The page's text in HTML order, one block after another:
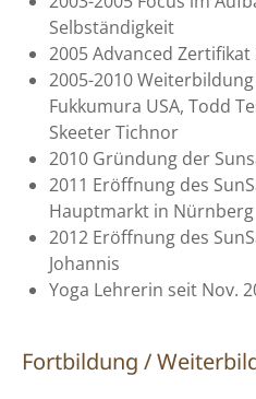
Selbständigkeit
2005 Advanced Zertifikat
2005-2010
Fukkumura USA, Todd
Skeeter Tichnor
2010 Gründung der
2011 Eröffnung des
Hauptmarkt in Nürnberg
2012 Eröffnung des
Johannis
Yoga Lehrerin seit Nov.
Fortbildung /